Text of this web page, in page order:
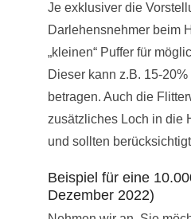
Je exklusiver die
Darlehensnehmer beim
„kleinen“ Puffer für
Dieser kann z.B. 15-
betragen. Auch die
zusätzliches Loch in die
und sollten
Beispiel für eine
Dezember 2022)